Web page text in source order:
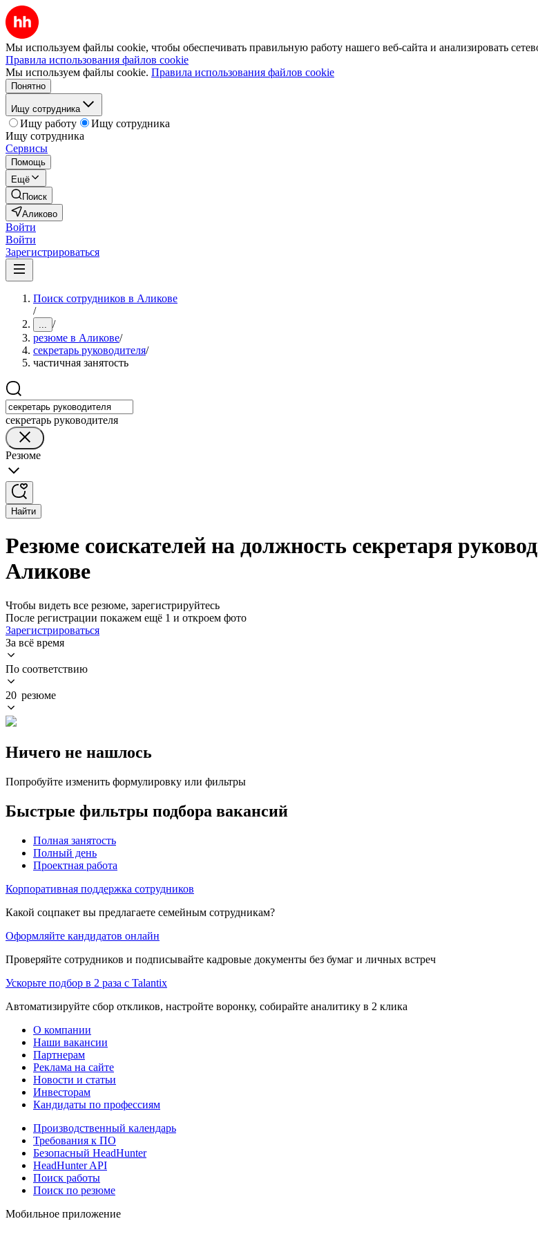
Мы используем файлы cookie, чтобы обеспечивать правильную работу нашего веб-сайта и анализировать
Правила использования файлов cookie
Мы используем файлы cookie. Правила использования файлов cookie
Понятно
Ищу сотрудника
Ищу работу
Ищу сотрудника
Ищу сотрудника
Сервисы
Помощь
Ещё
Поиск
Аликово
Войти
Войти
Зарегистрироваться
Поиск сотрудников в Аликове
/
... /
резюме в Аликове/
секретарь руководителя/
частичная занятость
секретарь руководителя
Резюме
Найти
Резюме соискателей на должность секретаря
Аликове
Чтобы видеть все резюме, зарегистрируйтесь
После регистрации покажем ещё 1 и откроем фото
Зарегистрироваться
За всё время
По соответствию
20 резюме
Ничего не нашлось
Попробуйте изменить формулировку или фильтры
Быстрые фильтры подбора вакансий
Полная занятость
Полный день
Проектная работа
Корпоративная поддержка сотрудников
Какой соцпакет вы предлагаете семейным сотрудникам?
Оформляйте кандидатов онлайн
Проверяйте сотрудников и подписывайте кадровые документы без бумаг и личных встреч
Ускорьте подбор в 2 раза с Talantix
Автоматизируйте сбор откликов, настройте воронку, собирайте аналитику в 2 клика
О компании
Наши вакансии
Партнерам
Реклама на сайте
Новости и статьи
Инвесторам
Кандидаты по профессиям
Производственный календарь
Требования к ПО
Безопасный HeadHunter
HeadHunter API
Поиск работы
Поиск по резюме
Мобильное приложение